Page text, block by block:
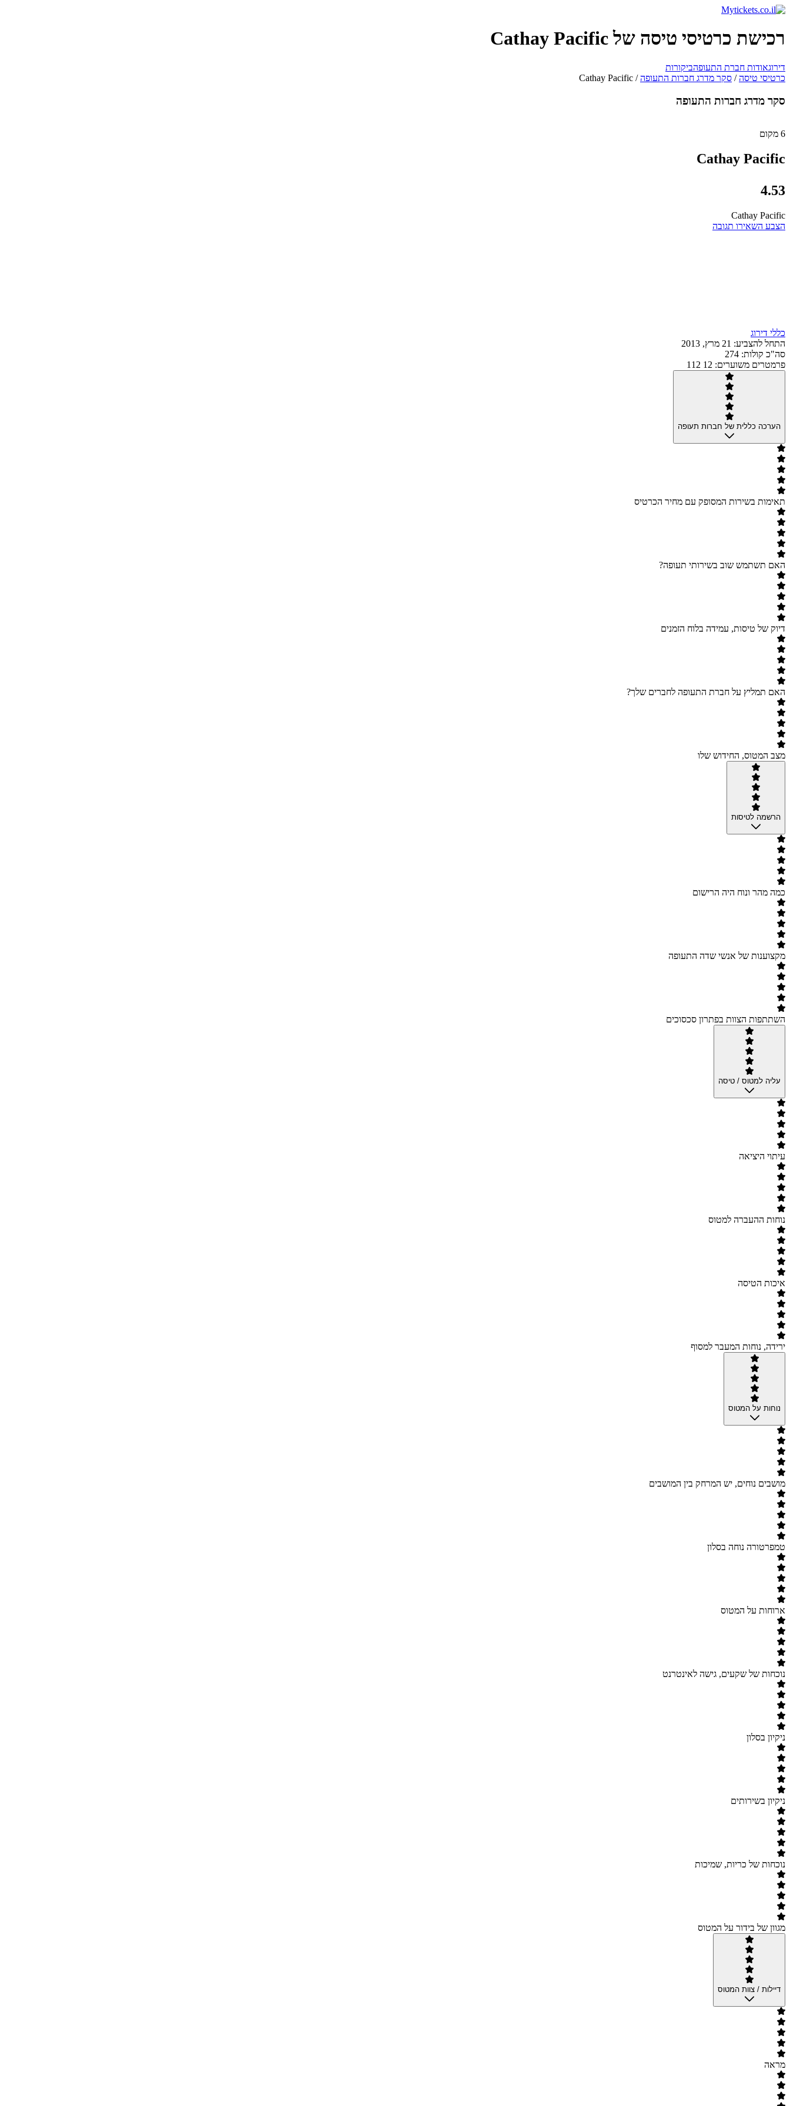
רכישת כרטיסי טיסה של Cathay Pacific
דירוגאודות חברת התעופהביקורות
כרטיסי טיסה/ סקר מדרג חברות התעופה/
Cathay Pacific
סקר מדרג חברות התעופה
6 מקום
Cathay Pacific
4.53
Cathay Pacific
הצבע השאירו תגובה
כללי דירוג
התחל להצביע: 21 מרץ, 2013
סה"כ קולות: 274
פרמטרים משוערים: 12 112
הערכה כללית של חברות תעופה
תאימות בשירות המסופק עם מחיר הכרטיס
האם תשתמש שוב בשירותי תעופה?
דיוק של טיסות, עמידה בלוח הזמנים
האם תמליץ על חברת התעופה לחברים שלך?
מצב המטוס, החידוש שלו
הרשמה לטיסות
כמה מהר ונוח היה הרישום
מקצוענות של אנשי שדה התעופה
השתתפות הצוות בפתרון סכסוכים
עליה למטוס / טיסה
עיתוי היציאה
נוחות ההעברה למטוס
איכות הטיסה
ירידה, נוחות המעבר למסוף
נוחות על המטוס
מושבים נוחים, יש המרחק בין המושבים
טמפרטורה נוחה בסלון
ארוחות על המטוס
נוכחות של שקעים, גישה לאינטרנט
ניקיון בסלון
ניקיון בשירותים
נוכחות של כריות, שמיכות
מגוון של בידור על המטוס
דיילות / צוות המטוס
מראה